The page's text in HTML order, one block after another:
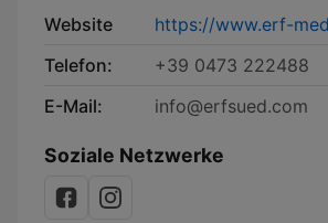
Website
https://www.erf-
Telefon:
+39 0473 222488
E-Mail:
info@erfsued.com
Soziale Netzwerke